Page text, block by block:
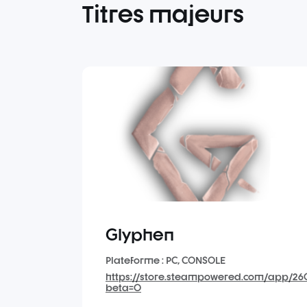
Titres majeurs
Glyphen
Plateforme : PC, CONSOLE
https://store.steampowered.com/app/
beta=0